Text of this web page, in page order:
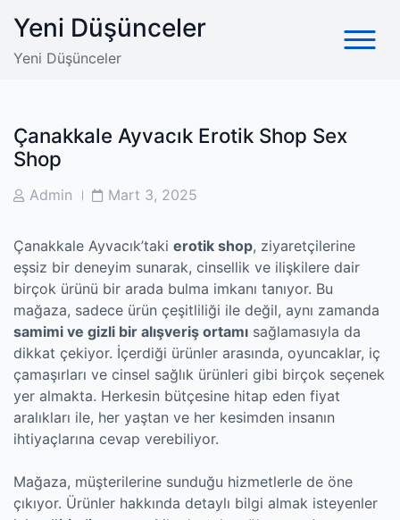
content
Yeni Düşünceler
Yeni Düşünceler
Çanakkale Ayvacık Erotik Shop Sex
Shop
PostAdmin
PostMart 3, 2025
Çanakkale Ayvacık’taki erotik shop, ziyaretçilerine
eşsiz bir deneyim sunarak, cinsellik ve ilişkilere dair
birçok ürünü bir arada bulma imkanı tanıyor. Bu
mağaza, sadece ürün çeşitliliği ile değil, aynı zamanda
samimi ve gizli bir alışveriş ortamı sağlamasıyla da
dikkat çekiyor. İçerdiği ürünler arasında, oyuncaklar, iç
çamaşırları ve cinsel sağlık ürünleri gibi birçok seçenek
yer almakta. Herkesin bütçesine hitap eden fiyat
aralıkları ile, her yaştan ve her kesimden insanın
ihtiyaçlarına cevap verebiliyor.
Mağaza, müşterilerine sunduğu hizmetlerle de öne
çıkıyor. Ürünler hakkında detaylı bilgi almak isteyenler